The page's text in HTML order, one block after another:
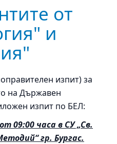
от
и
изпит) за
на Държавен
изпит по БЕЛ:
09:00 часа в СУ „Св.
гр. Бургас.